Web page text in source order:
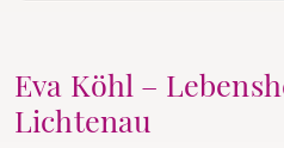
Eva Köhl –
Lichtenau